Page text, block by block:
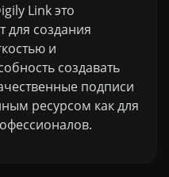
Link это
для создания
и
создавать
подписи
ресурсом как для